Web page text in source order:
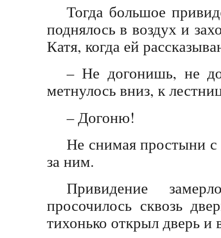
Тогда большое
поднялось в воздух и
Катя, когда ей
– Не догонишь, не
метнулось вниз, к
– Догоню!
Не снимая простыни с
за ним.
Привидение
просочилось сквозь
тихонько открыл дверь